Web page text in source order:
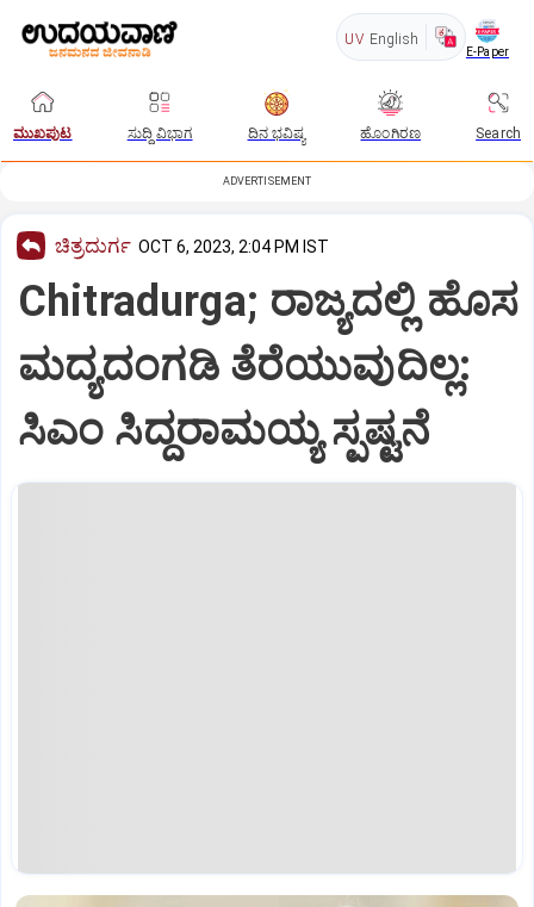
UV English
E-Paper
ಮುಖಪುಟ ಸುದ್ದಿ ವಿಭಾಗ ದಿನ ಭವಿಷ್ಯ ಹೊಂಗಿರಣ Search
ADVERTISEMENT
ಚಿತ್ರದುರ್ಗ OCT 6, 2023, 2:04 PM IST
Chitradurga; ರಾಜ್ಯದಲ್ಲಿ ಹೊಸ
ಮದ್ಯದಂಗಡಿ ತೆರೆಯುವುದಿಲ್ಲ:
ಸಿಎಂ ಸಿದ್ದರಾಮಯ್ಯ ಸ್ಪಷ್ಟನೆ